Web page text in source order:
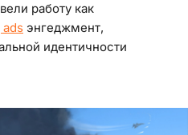
работу как
ads энгеджмент,
идентичности